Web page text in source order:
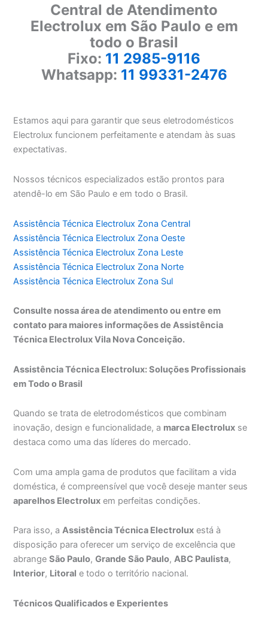
Central de Atendimento
Electrolux em São Paulo e em
todo o Brasil
Fixo: 11 2985-9116
Whatsapp: 11 99331-2476
Estamos aqui para garantir que seus eletrodomésticos
Electrolux funcionem perfeitamente e atendam às suas
expectativas.
Nossos técnicos especializados estão prontos para
atendê-lo em São Paulo e em todo o Brasil.
Assistência Técnica Electrolux Zona Central
Assistência Técnica Electrolux Zona Oeste
Assistência Técnica Electrolux Zona Leste
Assistência Técnica Electrolux Zona Norte
Assistência Técnica Electrolux Zona Sul
Consulte nossa área de atendimento ou entre em
contato para maiores informações de Assistência
Técnica Electrolux Vila Nova Conceição.
Assistência Técnica Electrolux: Soluções Profissionais
em Todo o Brasil
Quando se trata de eletrodomésticos que combinam
inovação, design e funcionalidade, a marca Electrolux se
destaca como uma das líderes do mercado.
Com uma ampla gama de produtos que facilitam a vida
doméstica, é compreensível que você deseje manter seus
aparelhos Electrolux em perfeitas condições.
Para isso, aAssistência Técnica Electrolux está à
disposição para oferecer um serviço de excelência que
abrangeSão Paulo,Grande São Paulo,ABC Paulista,
Interior, Litoral e todo o território nacional.
Técnicos Qualificados e Experientes